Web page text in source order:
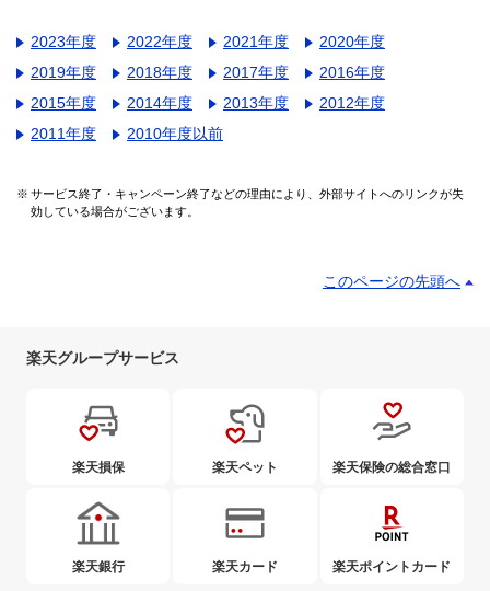
2023年度 2022年度 2021年度
2020年度
2019年度
2018年度 2017年度
2016年度
2015年度
2014年度 2013年度
2012年度
2011年度
2010年度以前
サービス終了・キャンペーン終了などの理由により、外部サイトへのリンクが失
効している場合がございます。
このページの先頭へ
楽天グループサービス
楽天損保 楽天ペット 楽天保険の総合窓口
楽天銀行 楽天カード 楽天ポイントカード